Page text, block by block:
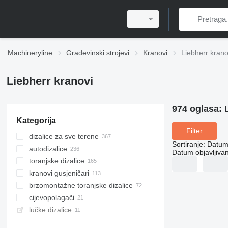
Machineryline Građevinski strojevi Kranovi Liebherr
Liebherr kranovi
Kategorija
dizalice za sve terene
autodizalice
toranjske dizalice
kranovi gusjeničari
brzomontažne toranjske dizalice
cijevopolagači
lučke dizalice
974 oglasa:
Filter
Sortiranje:
Datum